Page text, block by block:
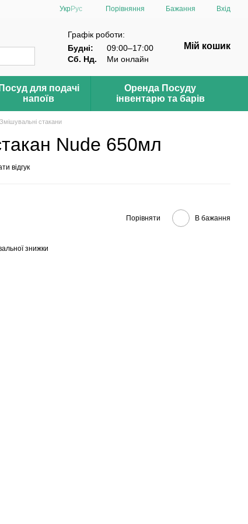
УкрРус Порівняння Бажання Вхід
Графік роботи:
Будні:
09:00–17:00
Сб. Нд.
Ми онлайн
Мій кошик
Посуд для подачі
напоїв
Оренда Посуду
інвентарю та барів
Змішувальні стакани
Nude 650мл
відгук
Порівняти В бажання
знижки